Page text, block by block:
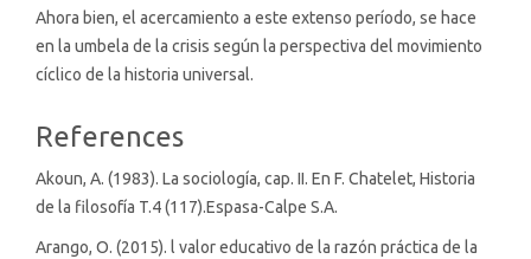
Ahora bien, el acercamiento a este extenso período, se hace
en la umbela de la crisis según la perspectiva del movimiento
cíclico de la historia universal.
Article
Details
References
Akoun, A. (1983). La sociología, cap. II. En F. Chatelet, Historia
de la filosofía T.4 (117).Espasa-Calpe S.A.
Arango, O. (2015). l valor educativo de la razón práctica de la